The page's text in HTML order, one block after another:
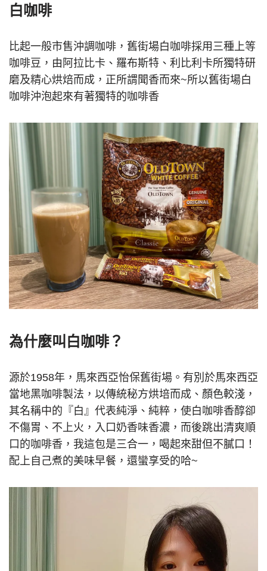
白咖啡
比起一般市售沖調咖啡，舊街場白咖啡採用三種上等
咖啡豆，由阿拉比卡、羅布斯特、利比利卡所獨特研
磨及精心烘焙而成，正所謂聞香而來~所以舊街場白
咖啡沖泡起來有著獨特的咖啡香
為什麼叫白咖啡？
源於1958年，馬來西亞怡保舊街場。有別於馬來西亞
當地黑咖啡製法，以傳統秘方烘培而成、顏色較淺，
其名稱中的『白』代表純淨、純粹，使白咖啡香醇卻
不傷胃、不上火，入口奶香味香濃，而後跳出清爽順
口的咖啡香，我這包是三合一，喝起來甜但不膩口！
配上自己煮的美味早餐，還蠻享受的哈~